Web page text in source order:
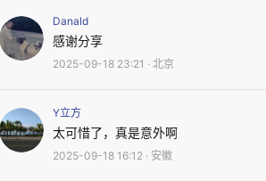
会造成垂直的深度烧伤，导致深层
不对劲往往已经为时已晚。
Danald
感谢分享
2025-09-18 23:21 · 北京
Y立方
太可惜了，真是意外啊
2025-09-18 16:12 · 安徽